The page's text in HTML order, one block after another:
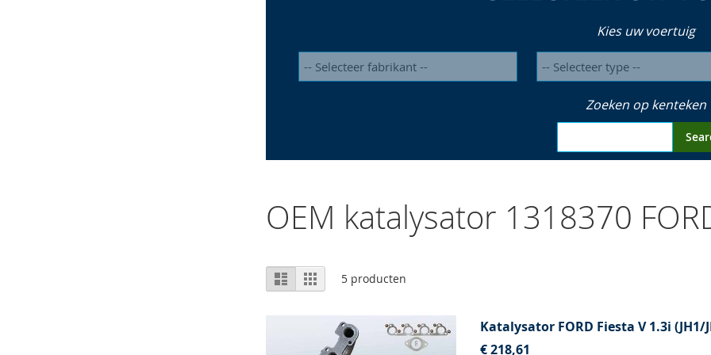
Kies uw voertuig
Zoeken op kenteken
OEM katalysator 1318370
Tonen
als
Lijst Foto-
tabel
5 producten
Katalysator FORD Fiesta V 1.3i (JH1/
€ 218,61